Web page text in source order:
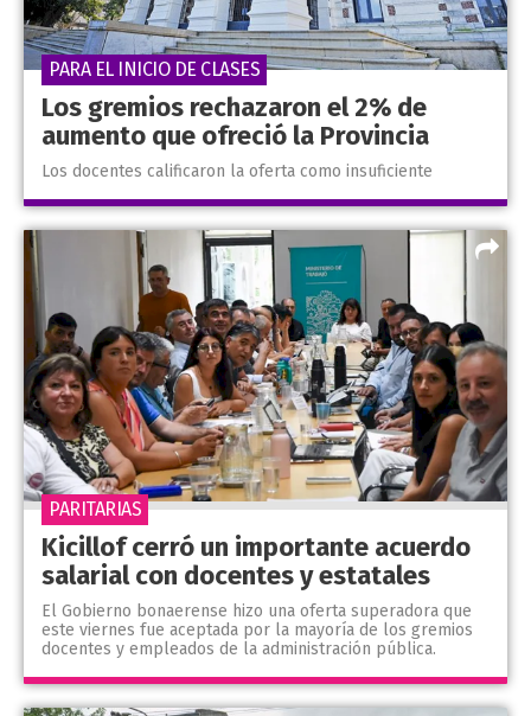
Los gremios rechazaron el 2% de
aumento que ofreció la Provincia
Los docentes calificaron la oferta como insuficiente
PARA EL INICIO DE CLASES
Kicillof cerró un importante acuerdo
salarial con docentes y estatales
El Gobierno bonaerense hizo una oferta superadora que
este viernes fue aceptada por la mayoría de los gremios
docentes y empleados de la administración pública.
PARITARIAS